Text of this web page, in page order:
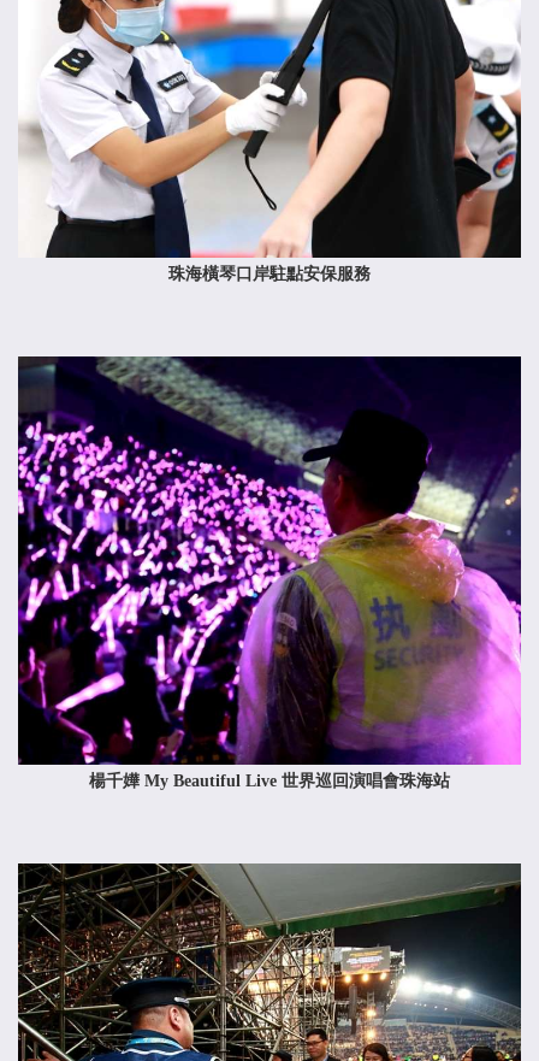
珠海橫琴口岸駐點安保服務
楊千嬅 My Beautiful Live 世界巡回演唱會珠海站